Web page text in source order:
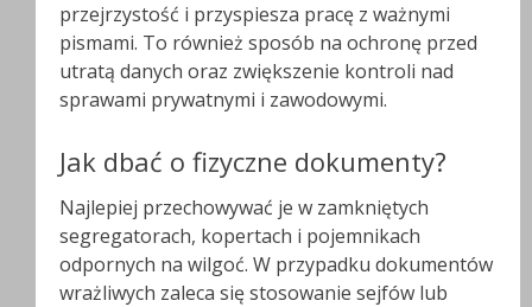
przejrzystość i przyspiesza pracę z ważnymi
pismami. To również sposób na ochronę przed
utratą danych oraz zwiększenie kontroli nad
sprawami prywatnymi i zawodowymi.
Jak dbać o fizyczne dokumenty?
Najlepiej przechowywać je w zamkniętych
segregatorach, kopertach i pojemnikach
odpornych na wilgoć. W przypadku dokumentów
wrażliwych zaleca się stosowanie sejfów lub